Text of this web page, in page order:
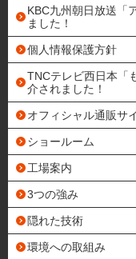
KBC九州朝日放送「
ました！
個人情報保護方針
TNCテレビ西日本「
介されました！
オフィシャル通販サ
ショールーム
工場案内
3つの強み
隠れた技術
環境への取組み